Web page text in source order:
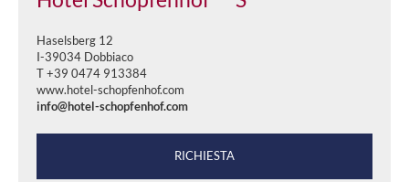
Haselsberg 12
I-39034 Dobbiaco
T +39 0474 913384
www.hotel-schopfenhof.com
info@hotel-schopfenhof.com
RICHIESTA